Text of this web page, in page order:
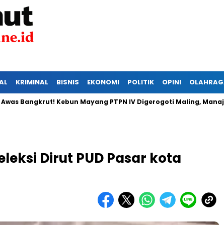
KRIMINAL BISNIS EKONOMI POLITIK OPINI
Kebun Mayang PTPN IV Digerogoti Maling, Manajemen
Dirut PUD Pasar kota